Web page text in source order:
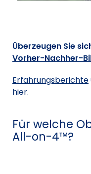
Überzeugen Sie
Vorher-Nachher-
Erfahrungsberichte
hier.
Für welche
All-on-4™?